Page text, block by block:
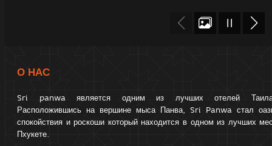
О НАС
Sri panwa является одним из лучших отелей
Расположившись на вершине мыса Панва, Sri Panwa стал
спокойствия и роскоши который находится в одном из лучших
Пхукете.